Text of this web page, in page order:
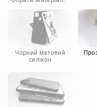
Doogee
Infinix
Motorola
Чорний матовий
силікон